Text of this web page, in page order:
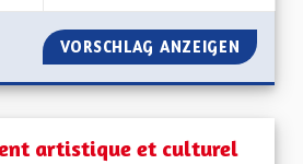
VORSCHLAG ANZEIGEN
artistique et culturel